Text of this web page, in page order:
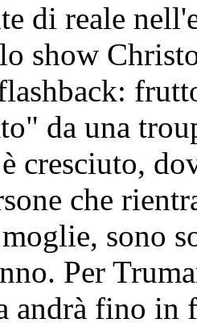
di reale
show
da una
cresciuto,
che
sono
Per
andrà fino in